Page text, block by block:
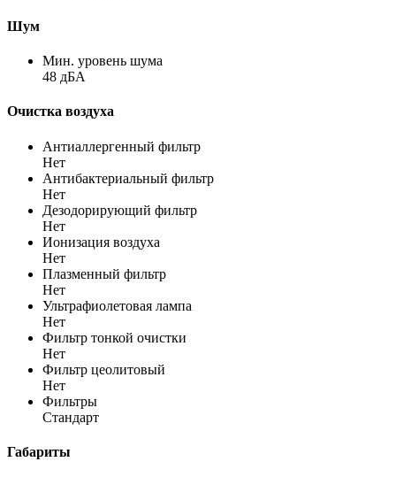
Шум
Мин. уровень шума
48 дБА
Очистка воздуха
Антиаллергенный фильтр
Нет
Антибактериальный фильтр
Нет
Дезодорирующий фильтр
Нет
Ионизация воздуха
Нет
Плазменный фильтр
Нет
Ультрафиолетовая лампа
Нет
Фильтр тонкой очистки
Нет
Фильтр цеолитовый
Нет
Фильтры
Стандарт
Габариты